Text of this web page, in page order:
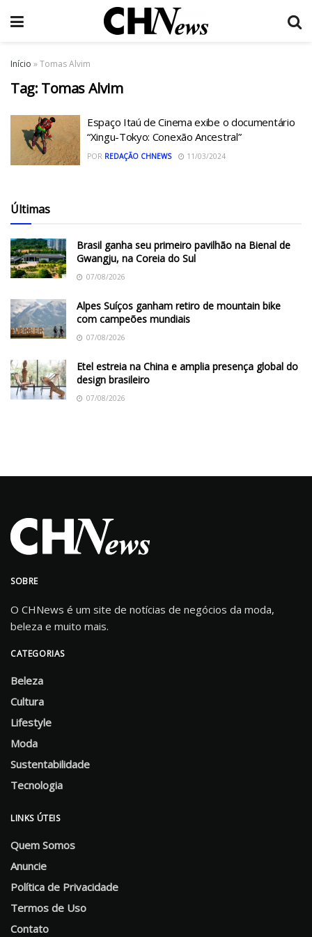
Início »Tomas Alvim
Tag: Tomas Alvim
Espaço Itaú de Cinema exibe o documentário
“Xingu-Tokyo: Conexão Ancestral”
POR REDAÇÃO CHNEWS 11/03/2024
Últimas
Brasil ganha seu primeiro pavilhão na Bienal de
Gwangju, na Coreia do Sul
07/08/2026
Alpes Suíços ganham retiro de mountain bike
com campeões mundiais
07/08/2026
Etel estreia na China e amplia presença global do
design brasileiro
07/08/2026
SOBRE
O CHNews é um site de notícias de negócios da moda,
beleza e muito mais.
CATEGORIAS
Beleza
Cultura
Lifestyle
Moda
Sustentabilidade
Tecnologia
LINKS ÚTEIS
Quem Somos
Anuncie
Política de Privacidade
Termos de Uso
Contato